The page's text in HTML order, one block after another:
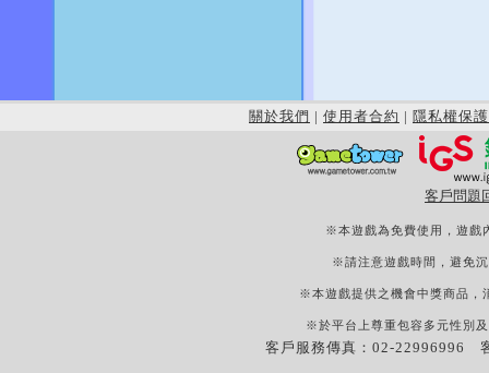
關於我們 | 使用者合約 | 隱私權保護
客戶問題
※本遊戲為免費使用，遊戲
※請注意遊戲時間，避免
※本遊戲提供之機會中獎商品，
※於平台上尊重包容多元性別
客戶服務傳真：02-22996996